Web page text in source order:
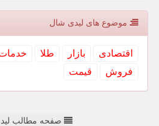
موضوع های لیدی شال
اقتصادی بازار طلا
فروش
قیمت
صفحه مطالب